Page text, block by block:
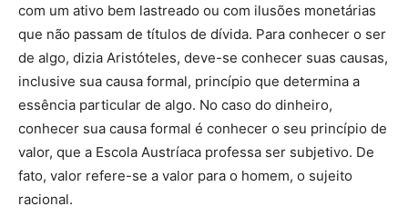
com um ativo bem lastreado ou com ilusões monetárias
que não passam de títulos de dívida. Para conhecer o ser
de algo, dizia Aristóteles, deve-se conhecer suas causas,
inclusive sua causa formal, princípio que determina a
essência particular de algo. No caso do dinheiro,
conhecer sua causa formal é conhecer o seu princípio de
valor, que a Escola Austríaca professa ser subjetivo. De
fato, valor refere-se a valor para o homem, o sujeito
racional.